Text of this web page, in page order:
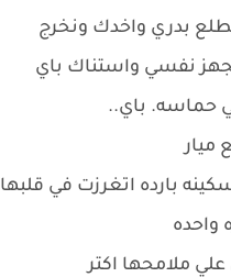
بدري واخدك ونخرج
نفسي واستناك باي
حماسه. باي..
ميار
بارده اتغرزت في قلبها
واحده
علي ملامحها اكتر